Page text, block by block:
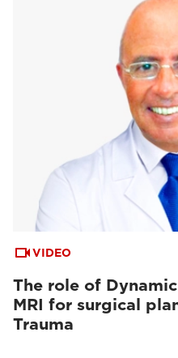
VIDEO
The role of
MRI for surgical
Trauma